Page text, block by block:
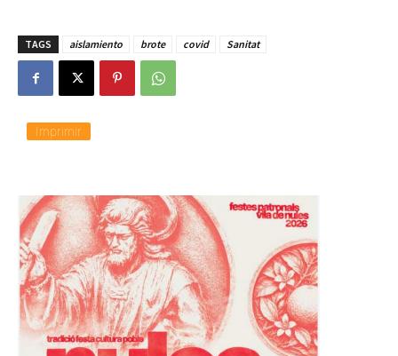
TAGS aislamiento brote covid Sanitat
Imprimir